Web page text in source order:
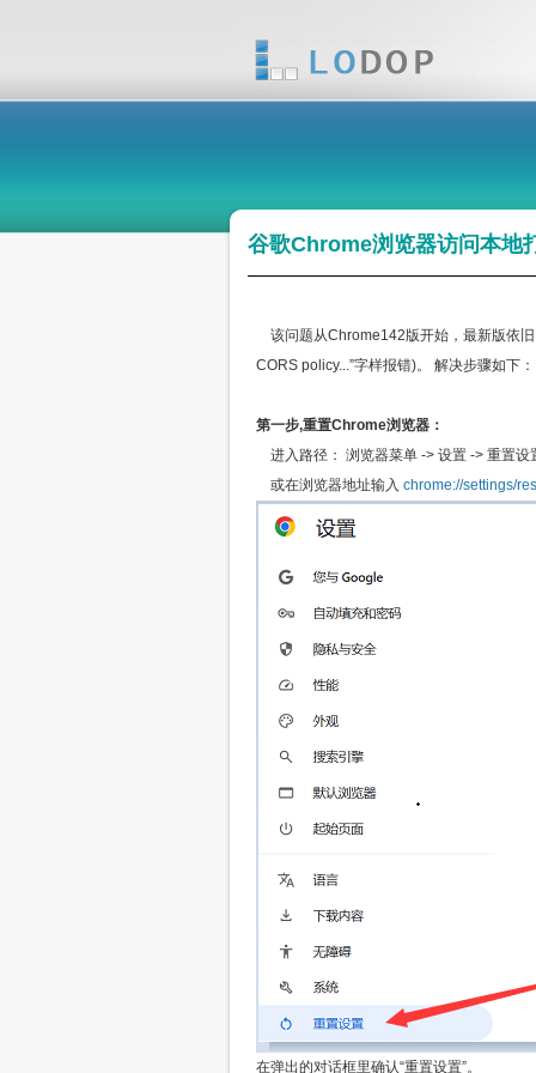
谷歌Chrome浏览器访问本地
该问题从Chrome142版开始，最新版依
CORS policy...”字样报错)。 解决步骤如下：
第一步,重置Chrome浏览器：
进入路径： 浏览器菜单 -> 设置 -> 重置设
或在浏览器地址输入 chrome://settings/
在弹出的对话框里确认“重置设置”。